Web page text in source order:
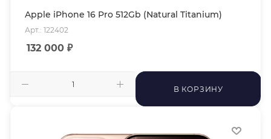
Apple iPhone 16 Pro 512Gb (Natural Titanium)
Арт.: 122402
132 000 ₽
В КОРЗИНУ